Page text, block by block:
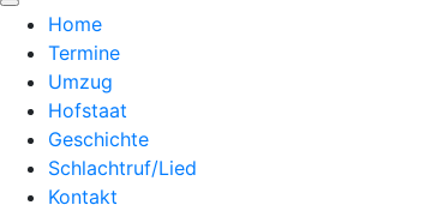
Home
Termine
Umzug
Hofstaat
Geschichte
Schlachtruf/Lied
Kontakt